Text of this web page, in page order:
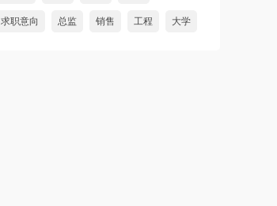
求职意向 总监 销售 工程 大学